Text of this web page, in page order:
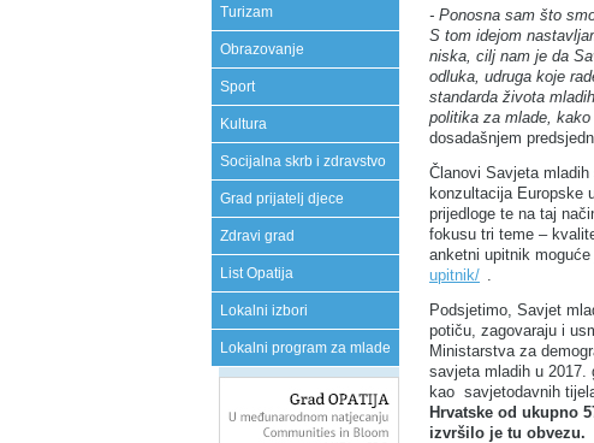
Turizam
Obrazovanje
Sport
Kultura
Socijalna skrb i zdravstvo
Grad prijatelj djece
Zdravi grad
List Opatija
Lokalni izbori
Lokalni program za mlade
- Ponosna sam što
S tom idejom
niska, cilj nam je da
odluka, udruga koje
standarda života
politika za mlade,
dosadašnjem
Članovi Savjeta
konzultacija Europske
prijedloge te na taj
fokusu tri teme –
anketni upitnik
upitnik/
Podsjetimo, Savjet
potiču, zagovaraju i
Ministarstva za
savjeta mladih u 2017.
kao savjetodavnih
Hrvatske od ukupno
izvršilo je tu obvezu.